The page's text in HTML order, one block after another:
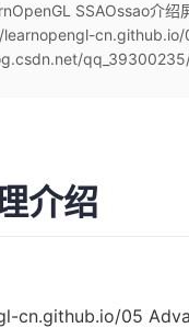
SSAOssao介
learnopengl-
介绍
cn.github.io/05